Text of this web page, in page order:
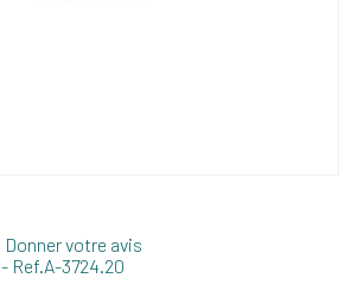
Donner votre avis
- Ref. A-3724.20